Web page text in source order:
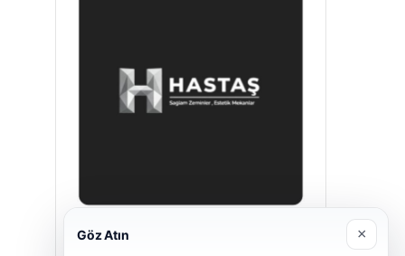
Enes Kaplan Avukatlık Bürosu
Göz Atın ×